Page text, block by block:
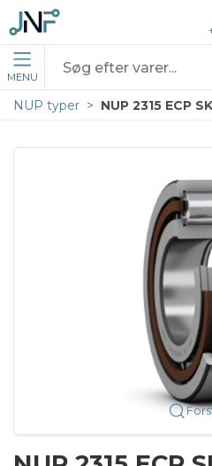
MENU
NUP typer NUP 2315 ECP